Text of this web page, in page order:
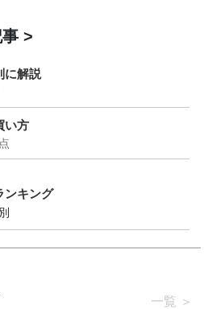
に解説
い方
ンキング
一覧